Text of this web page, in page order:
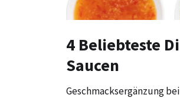
4 Beliebteste
Saucen
Geschmacksergänzung